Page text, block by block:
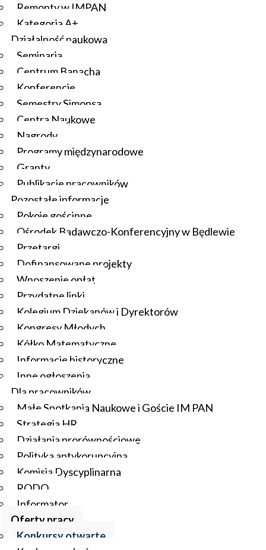
Remonty w IMPAN
Kategoria A+
Działalność naukowa
Seminaria
Centrum Banacha
Konferencje
Semestry Simonsa
Centra Naukowe
Nagrody
Programy międzynarodowe
Granty
Publikacje pracowników
Pozostałe informacje
Pokoje gościnne
Ośrodek Badawczo-Konferencyjny w Będlewie
Przetargi
Dofinansowane projekty
Wnoszenie opłat
Przydatne linki
Kolegium Dziekanów i Dyrektorów
Kongresy Młodych
Kółko Matematyczne
Informacje historyczne
Inne ogłoszenia
Dla pracowników
Małe Spotkania Naukowe i Goście IM PAN
Strategia HR
Działania prorównościowe
Polityka antykorupcyjna
Komisja Dyscyplinarna
RODO
Informator
Oferty pracy
Konkursy otwarte